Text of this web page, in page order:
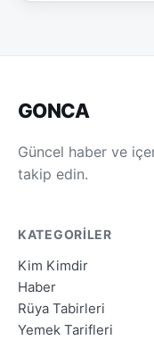
GONCA
Güncel haber ve
takip edin.
KATEGORILER
Kim Kimdir
Haber
Rüya Tabirleri
Yemek Tarifleri